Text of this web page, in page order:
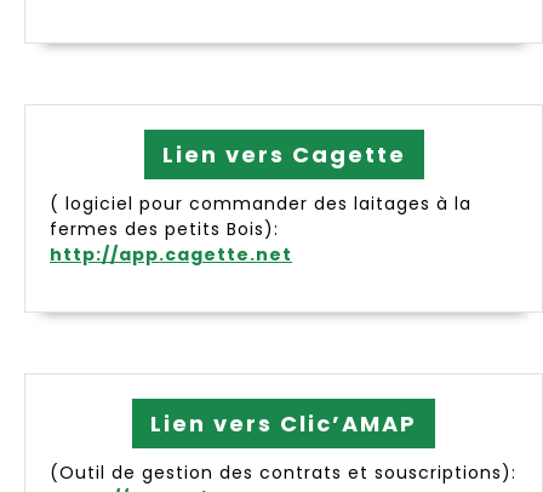
Lien vers Cagette
( logiciel pour commander des laitages à la
fermes des petits Bois):
http://app.cagette.net
Lien vers Clic’AMAP
(Outil de gestion des contrats et souscriptions):